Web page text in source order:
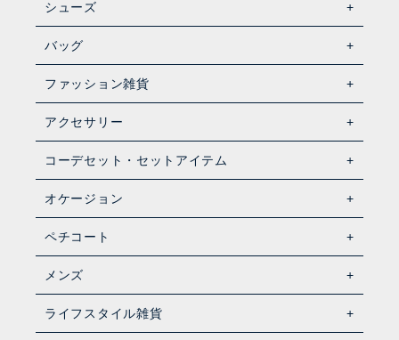
シューズ
バッグ
ファッション雑貨
アクセサリー
コーデセット・セットアイテム
オケージョン
ペチコート
メンズ
ライフスタイル雑貨